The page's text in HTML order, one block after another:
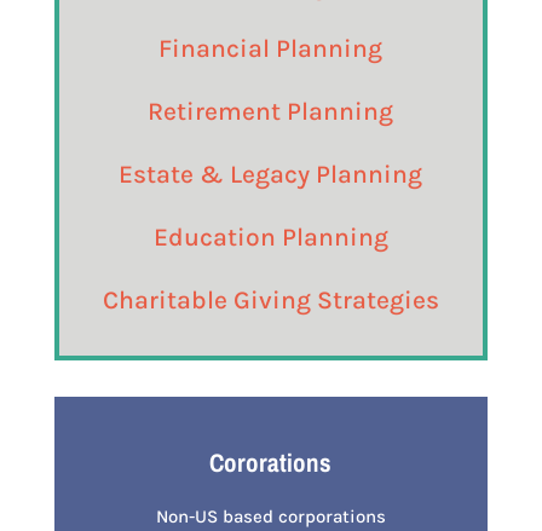
Financial Planning
Retirement Planning
Estate & Legacy Planning
Education Planning
Charitable Giving Strategies
Cororations
Non-US based corporations